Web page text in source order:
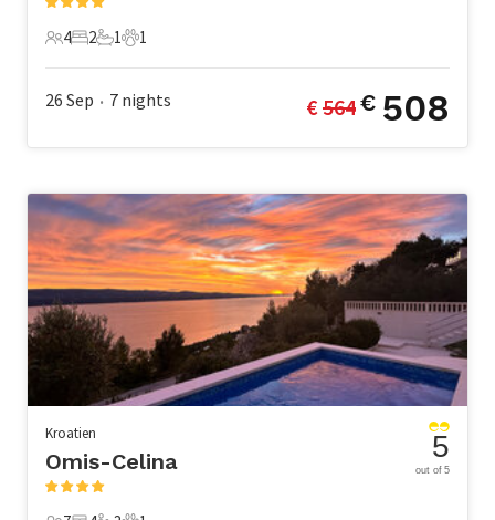
4 Gäste
4
2 Schlafzimmer
2
1 Badezimmer
1
1 Haustier
1
26 Sep • 7 nights € 564€ 508
Kroatien
Omis-Celina 5
out of 5